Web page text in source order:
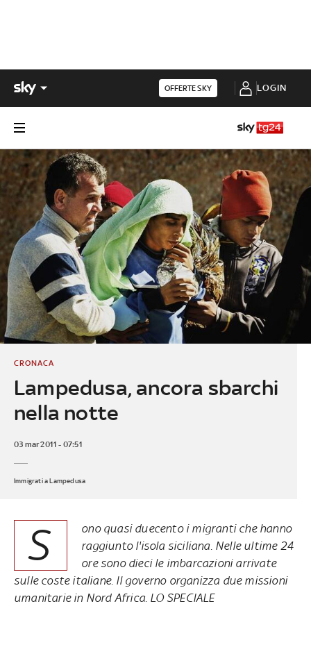
OFFERTE SKY LOGIN
Lampedusa, ancora sbarchi
nella notte
CRONACA
03 mar 2011 - 07:51
Immigrati a Lampedusa
S
ono quasi duecento i migranti che hanno
raggiunto l'isola siciliana. Nelle ultime 24
ore sono dieci le imbarcazioni arrivate
sulle coste italiane. Il governo organizza due missioni
umanitarie in Nord Africa. LO SPECIALE